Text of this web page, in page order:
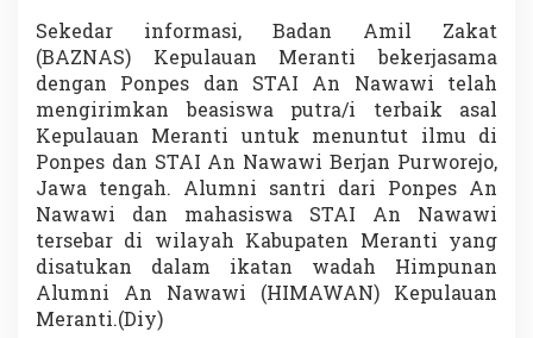
Sekedar informasi, Badan Amil Zakat
(BAZNAS) Kepulauan Meranti bekerjasama
dengan Ponpes dan STAI An Nawawi telah
mengirimkan beasiswa putra/i terbaik asal
Kepulauan Meranti untuk menuntut ilmu di
Ponpes dan STAI An Nawawi Berjan Purworejo,
Jawa tengah. Alumni santri dari Ponpes An
Nawawi dan mahasiswa STAI An Nawawi
tersebar di wilayah Kabupaten Meranti yang
disatukan dalam ikatan wadah Himpunan
Alumni An Nawawi (HIMAWAN) Kepulauan
Meranti.(Diy)